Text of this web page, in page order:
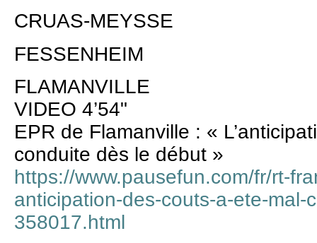
CRUAS-MEYSSE
FESSENHEIM
FLAMANVILLE
VIDEO 4’54"
EPR de Flamanville : «
conduite dès le début »
https://www.pausefun.com/fr/rt-
anticipation-des-couts-a-ete-mal-
358017.html